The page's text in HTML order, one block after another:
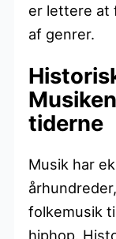
er lettere at
af genrer.
tiderne
Musik har
folkemusik
hiphop.